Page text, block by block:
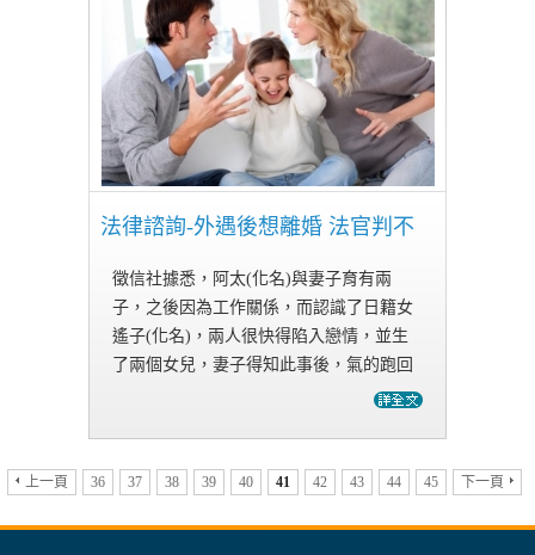
法律諮詢-外遇後想離婚 法官判不
徵信社據悉，阿太(化名)與妻子育有兩
子，之後因為工作關係，而認識了日籍女
遙子(化名)，兩人很快得陷入戀情，並生
了兩個女兒，妻子得知此事後，氣的跑回
娘家住，兩夫妻從此分居十年，感情也越
上一頁 36 37 38 39 40 41 42 43 44 45 下一頁